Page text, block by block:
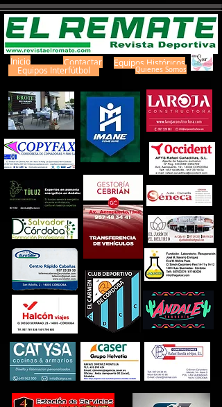
Inicio Contactar
Equipos Interfútbol
Equipos Históricos
Quienes Somos